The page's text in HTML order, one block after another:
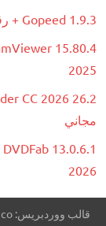
Gopeed 1.9.3 + رقم مسلسل تحميل مجاني 2026
2025
مجاني
2026
قالب ووردبريس: Dynamico بواسطة ThemeZee.